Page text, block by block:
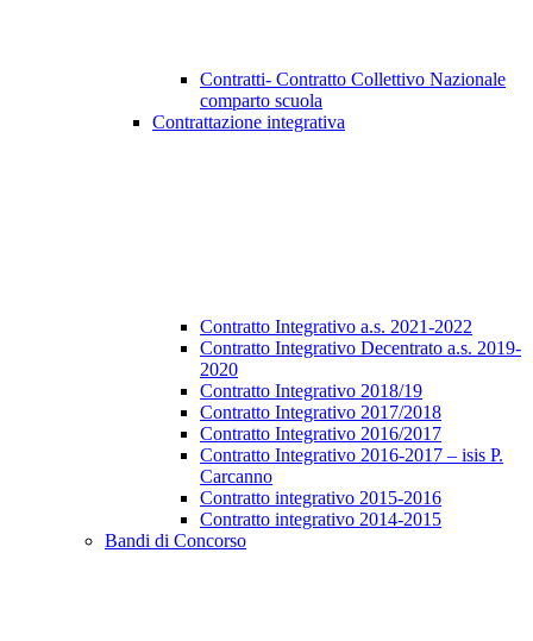
Contratti- Contratto Collettivo Nazionale
comparto scuola
Contrattazione integrativa
Contratto Integrativo a.s. 2021-2022
Contratto Integrativo Decentrato a.s. 2019-
2020
Contratto Integrativo 2018/19
Contratto Integrativo 2017/2018
Contratto Integrativo 2016/2017
Contratto Integrativo 2016-2017 – isis P.
Carcanno
Contratto integrativo 2015-2016
Contratto integrativo 2014-2015
Bandi di Concorso